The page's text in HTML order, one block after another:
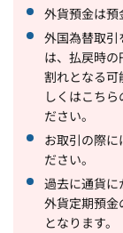
外貨預金は預
外国為替取引
は、払戻時
割れとなる可
しくはこち
ださい。
お取引の際に
ださい。
過去に通貨に
外貨定期預
となります。